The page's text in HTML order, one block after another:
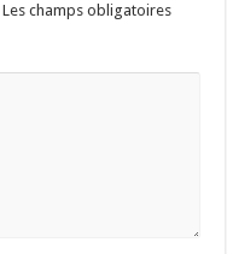
Les champs obligatoires